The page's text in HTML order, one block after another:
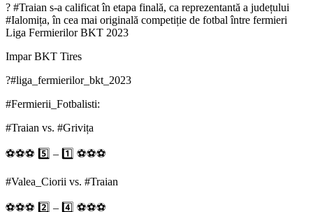
? #Traian s-a calificat în etapa finală, ca reprezentantă a județului
#Ialomița, în cea mai originală competiție de fotbal între fermieri
Liga Fermierilor BKT 2023
Impar BKT Tires
?#liga_fermierilor_bkt_2023
#Fermierii_Fotbalisti:
#Traian vs. #Grivița
⚽️⚽️⚽️ 5️⃣ – 1️⃣ ⚽️⚽️⚽️
#Valea_Ciorii vs. #Traian
⚽️⚽️⚽️ 2️⃣ – 4️⃣ ⚽️⚽️⚽️